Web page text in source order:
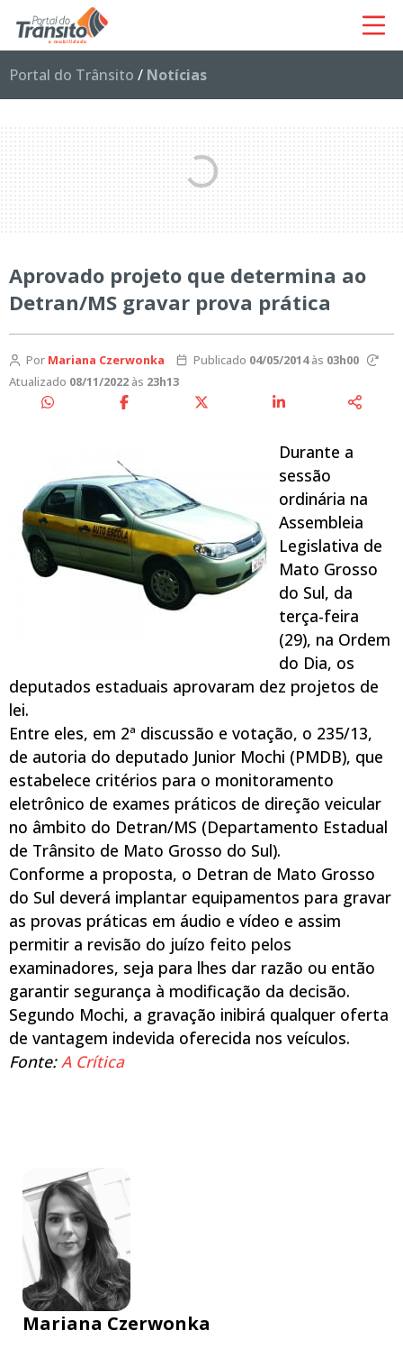
Portal do Trânsito / Notícias
Aprovado projeto que determina ao
Detran/MS gravar prova prática
Por Mariana Czerwonka Publicado 04/05/2014às 03h00
Atualizado 08/11/2022 às 23h13
Durante a
sessão
ordinária na
Assembleia
Legislativa de
Mato Grosso
do Sul, da
terça-feira
(29), na Ordem
do Dia, os
deputados estaduais aprovaram dez projetos de
lei.
Entre eles, em 2ª discussão e votação, o 235/13,
de autoria do deputado Junior Mochi (PMDB), que
estabelece critérios para o monitoramento
eletrônico de exames práticos de direção veicular
no âmbito do Detran/MS (Departamento Estadual
de Trânsito de Mato Grosso do Sul).
Conforme a proposta, o Detran de Mato Grosso
do Sul deverá implantar equipamentos para gravar
as provas práticas em áudio e vídeo e assim
permitir a revisão do juízo feito pelos
examinadores, seja para lhes dar razão ou então
garantir segurança à modificação da decisão.
Segundo Mochi, a gravação inibirá qualquer oferta
de vantagem indevida oferecida nos veículos.
Fonte:A Crítica
Mariana Czerwonka